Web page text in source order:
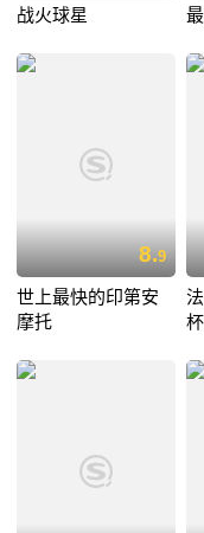
战火球星
8.9
世上最快的印第安
摩托